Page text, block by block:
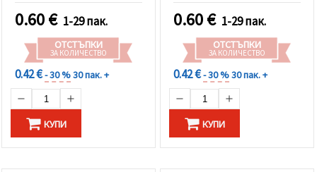
0.60€ 1-29 пак.
ОТСТЪПКИ
ЗА КОЛИЧЕСТВО
0.42 €- 30 %30 пак. +
КУПИ
0.60€ 1-29 пак.
ОТСТЪПКИ
ЗА КОЛИЧЕСТВО
0.42 €- 30 %30 пак. +
КУПИ